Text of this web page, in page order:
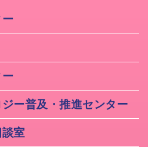
ー普及・推進センター
室